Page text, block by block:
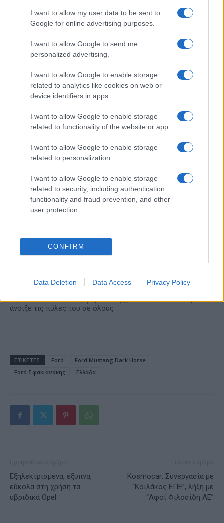
I want to allow my user data to be sent to
Google for online advertising purposes.
I want to allow Google to send me
personalized advertising.
I want to allow Google to enable storage
related to analytics like cookies on web or
device identifiers in apps.
I want to allow Google to enable storage
related to functionality of the website or app.
I want to allow Google to enable storage
related to personalization.
I want to allow Google to enable storage
related to security, including authentication
functionality and fraud prevention, and other
user protection.
CONFIRM
Data Deletion Data Access Privacy Policy
Το FIAT 500 Hybrid τώρα
συνεχίζουν μαζί: Ανανέωση
δεικτών FTSE4Good
Alpha Bank: Για πρώτη φορά το Αρχαίο Θέατρο Επιδαύρου
άνοιξε τις πύλες του σε όλους
ΕΤΙΚΕΤΕΣ Ford
Ford Mustang Dark Horse
Ford Σφακιανάκης
Ελλάδα
Εξηλεκτρισμένα, έξυπνα,
εύκολα στη χρήση τα
υβριδικά Opel
Kosmocar: Συνεργασία με
“Κοιλάκος ΕΠΕ”, λήξη με
“Αφοί Φιλοσίδη ΑΕ”